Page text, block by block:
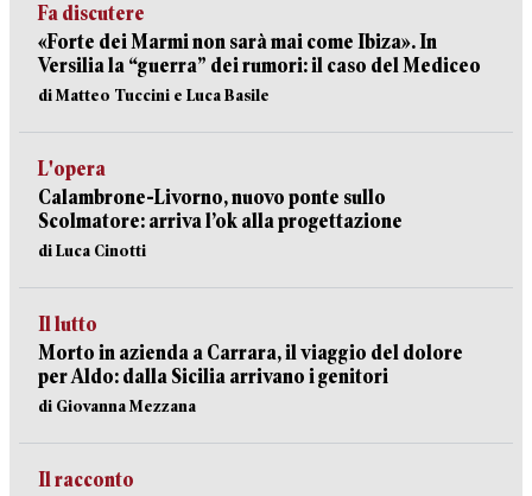
Fa discutere
«Forte dei Marmi non sarà mai come Ibiza». In
Versilia la “guerra” dei rumori: il caso del Mediceo
di Matteo Tuccini e Luca Basile
L'opera
Calambrone-Livorno, nuovo ponte sullo
Scolmatore: arriva l’ok alla progettazione
di Luca Cinotti
Il lutto
Morto in azienda a Carrara, il viaggio del dolore
per Aldo: dalla Sicilia arrivano i genitori
di Giovanna Mezzana
Il racconto